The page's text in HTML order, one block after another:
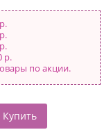
р.
по акции.
Купить